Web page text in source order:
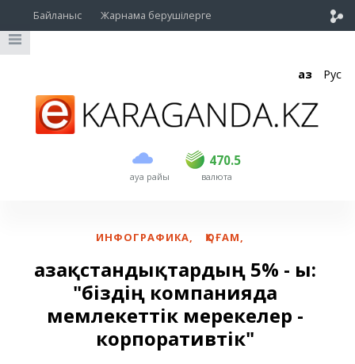
Байланыс Жарнама берушілерге
Қаз Рус
ауа райы
470.5
USD 469.5 470.5
EUR валюта
ИНФОГРАФИКА, ҚОҒАМ,
Қазақстандықтардың 5% - ы:
"біздің компанияда
мемлекеттік мерекелер -
корпоративтік"